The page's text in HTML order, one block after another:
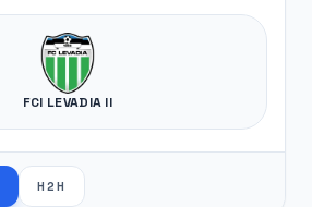
FCI LEVADIA II
H2H